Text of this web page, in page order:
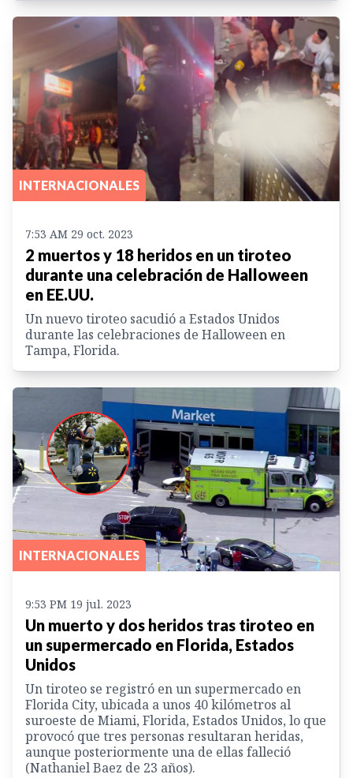
INTERNACIONALES
7:53 AM 29 oct. 2023
2 muertos y 18 heridos en un tiroteo
durante una celebración de Halloween
en EE.UU.
Un nuevo tiroteo sacudió a Estados Unidos
durante las celebraciones de Halloween en
Tampa, Florida.
INTERNACIONALES
9:53 PM 19 jul. 2023
Un muerto y dos heridos tras tiroteo en
un supermercado en Florida, Estados
Unidos
Un tiroteo se registró en un supermercado en
Florida City, ubicada a unos 40 kilómetros al
suroeste de Miami, Florida, Estados Unidos, lo que
provocó que tres personas resultaran heridas,
aunque posteriormente una de ellas falleció
(Nathaniel Baez de 23 años).